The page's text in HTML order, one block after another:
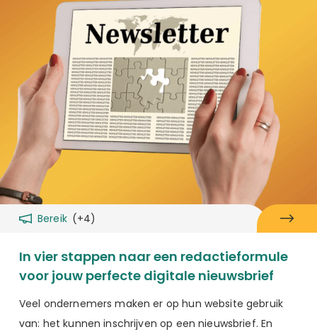
Bereik (+4)
In vier stappen naar een redactieformule
voor jouw perfecte digitale nieuwsbrief
Veel ondernemers maken er op hun website gebruik
van: het kunnen inschrijven op een nieuwsbrief. En